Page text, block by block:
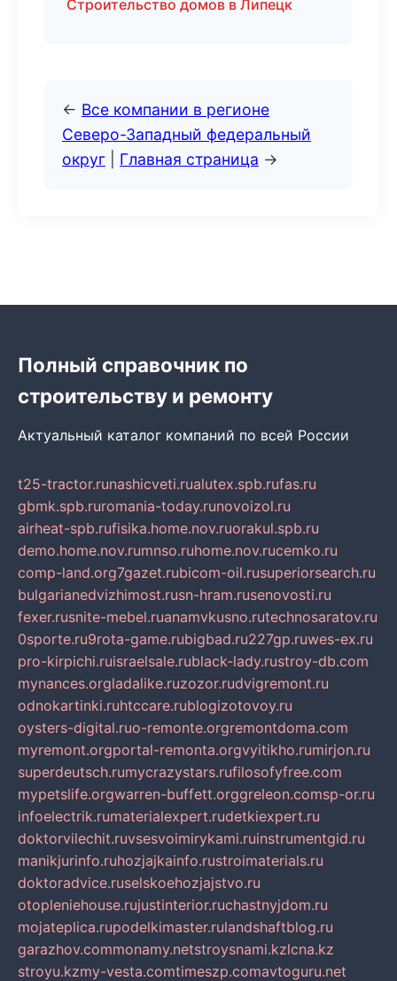
Строительство домов в Липецк
← Все компании в регионе
Северо-Западный федеральный
округ
Главная страница →
Полный справочник по
строительству и ремонту
Актуальный каталог компаний по всей России
t25-tractor.runashicveti.rualutex.spb.rufas.ru
gbmk.spb.ruromania-today.runovoizol.ru
airheat-spb.rufisika.home.nov.ruorakul.spb.ru
demo.home.nov.rumnso.ruhome.nov.rucemko.ru
comp-land.org7gazet.rubicom-oil.rusuperiorsearch.ru
bulgarianedvizhimost.rusn-hram.rusenovosti.ru
fexer.rusnite-mebel.ruanamvkusno.rutechnosaratov.ru
0sporte.ru9rota-game.rubigbad.ru227gp.ruwes-ex.ru
pro-kirpichi.ruisraelsale.rublack-lady.rustroy-db.com
mynances.orgladalike.ruzozor.rudvigremont.ru
odnokartinki.ruhtccare.rublogizotovoy.ru
oysters-digital.ruo-remonte.orgremontdoma.com
myremont.orgportal-remonta.orgvyitikho.rumirjon.ru
superdeutsch.rumycrazystars.rufilosofyfree.com
mypetslife.orgwarren-buffett.orggreleon.comsp-or.ru
infoelectrik.rumaterialexpert.rudetkiexpert.ru
doktorvilechit.ruvsesvoimirykami.ruinstrumentgid.ru
manikjurinfo.ruhozjajkainfo.rustroimaterials.ru
doktoradvice.ruselskoehozjajstvo.ru
otopleniehouse.rujustinterior.ruchastnyjdom.ru
mojateplica.rupodelkimaster.rulandshaftblog.ru
garazhov.commonamy.netstroysnami.kzlcna.kz
stroyu.kzmy-vesta.comtimeszp.comavtoguru.net